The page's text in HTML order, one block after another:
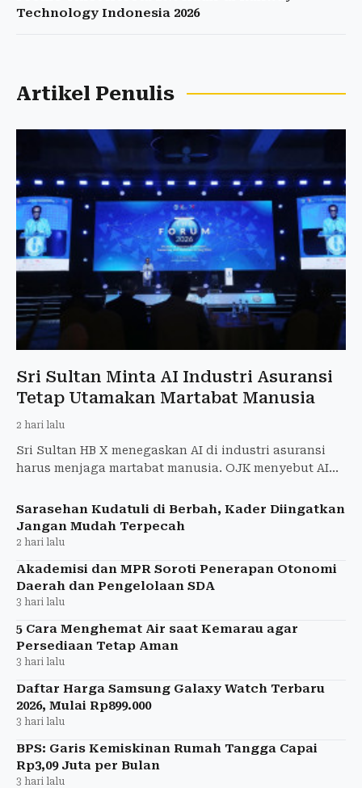
Technology Indonesia 2026
Artikel Penulis
Sri Sultan Minta AI Industri Asuransi
Tetap Utamakan Martabat Manusia
2 hari lalu
Sri Sultan HB X menegaskan AI di industri asuransi
harus menjaga martabat manusia. OJK menyebut AI
Sarasehan Kudatuli di Berbah, Kader Diingatkan
Jangan Mudah Terpecah
2 hari lalu
Akademisi dan MPR Soroti Penerapan Otonomi
Daerah dan Pengelolaan SDA
3 hari lalu
5 Cara Menghemat Air saat Kemarau agar
Persediaan Tetap Aman
3 hari lalu
Daftar Harga Samsung Galaxy Watch Terbaru
2026, Mulai Rp899.000
3 hari lalu
BPS: Garis Kemiskinan Rumah Tangga Capai
Rp3,09 Juta per Bulan
3 hari lalu